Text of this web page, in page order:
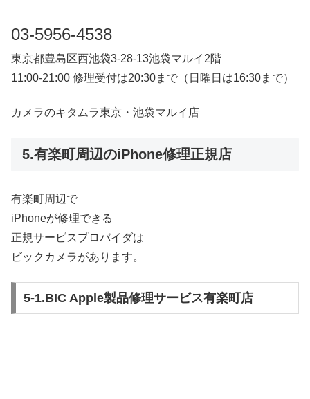
03-5956-4538
東京都豊島区西池袋3-28-13池袋マルイ2階
11:00-21:00 修理受付は20:30まで（日曜日は16:30まで）
カメラのキタムラ東京・池袋マルイ店
5.有楽町周辺のiPhone修理正規店
有楽町周辺で
iPhoneが修理できる
正規サービスプロバイダは
ビックカメラがあります。
5-1.BIC Apple製品修理サービス有楽町店